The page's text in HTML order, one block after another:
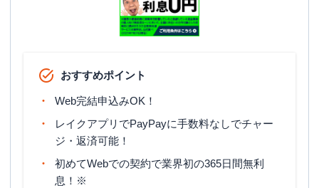
おすすめポイント
Web完結申込みOK！
レイクアプリでPayPayに手数料なしでチャー
ジ・返済可能！
初めてWebでの契約で業界初の365日間無利
息！※